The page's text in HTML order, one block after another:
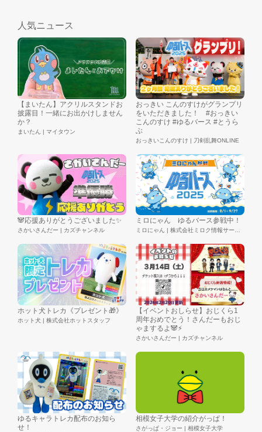
人気ニュース
【まいたん】アクリルスタンドお
披露目！一緒にお出かけしません
か？
まいたん | マイタウン
おっきい こんのすけがグランプリ
をいただきました！ #おっきい
こんのすけ #ゆるバース #とうら
ぶ
おっきいこんのすけ | 刀剣乱舞ONLINE
🐼応援ありがとうございました✨️
さかいさんだー | カズチャンネル
ミロにゃん ゆるバース参戦中！
ミロにゃん | 株式会社ミロク情報サービス
ホット犬トレカ《プレゼント🎁》
ホット犬 | 株式会社ホットスタッフ
【イベントおしらせ】おじくら1
周年おめでとう！さんだーもおじ
ゃまするよ🐼⚡️
さかいさんだー | カズチャンネル
ゆるキャラトレカ配布のお知ら
せ！
相模女子大学の紹介がっぱ！
さがっぱ・ジョー | 相模女子大学